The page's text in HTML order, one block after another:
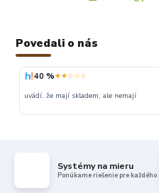
Povedali o nás
40 %★★☆☆☆
uvádí, že mají skladem, ale nemají
Systémy na mieru
Ponúkame riešenie pre každého